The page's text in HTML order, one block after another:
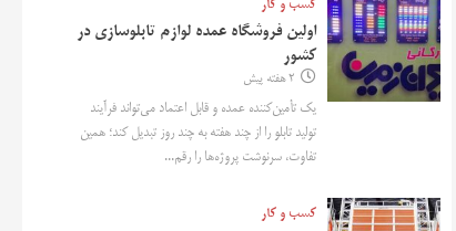
کسب و کار
اولین فروشگاه عمده لوازم تابلوسازی در
کشور
2 هفته پیش
یک تأمین‌کننده عمده و قابل اعتماد می‌تواند فرآیند
تولید تابلو را از چند هفته به چند روز تبدیل کند؛ همین
تفاوت، سرنوشت پروژه‌ها را رقم...
کسب و کار